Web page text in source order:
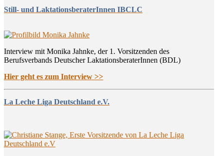
Still- und LaktationsberaterInnen IBCLC
Interview mit Monika Jahnke, der 1. Vorsitzenden des
Berufsverbands Deutscher LaktationsberaterInnen (BDL)
Hier geht es zum Interview >>
La Leche Liga Deutschland e.V.